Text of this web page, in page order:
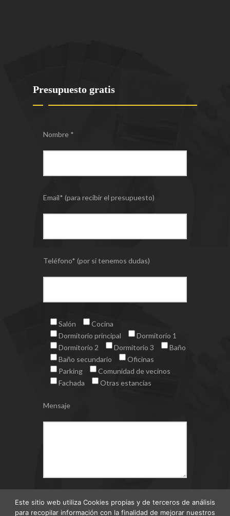
Presupuesto gratis
Nombre *
Email* (para recibir el presupuesto)
Teléfono* (por si tenemos dudas)
Salón
Cocina
Dormitorio principal
Dormitorio 1
Dormitorio 2
Dormitorio 3
Baño
Baño secundario
Oficinas
Parking
Comunidad de vecinos
Fachada
Otras estancias
Mensaje
Este sitio web utiliza Cookies propias y de terceros de análisis
para recopilar información con la finalidad de mejorar nuestros